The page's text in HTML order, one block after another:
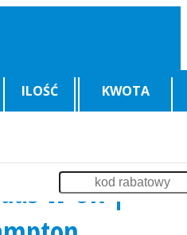
ILOŚĆ KWOTA
w UK |